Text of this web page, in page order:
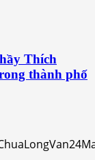
Thích
thành phố